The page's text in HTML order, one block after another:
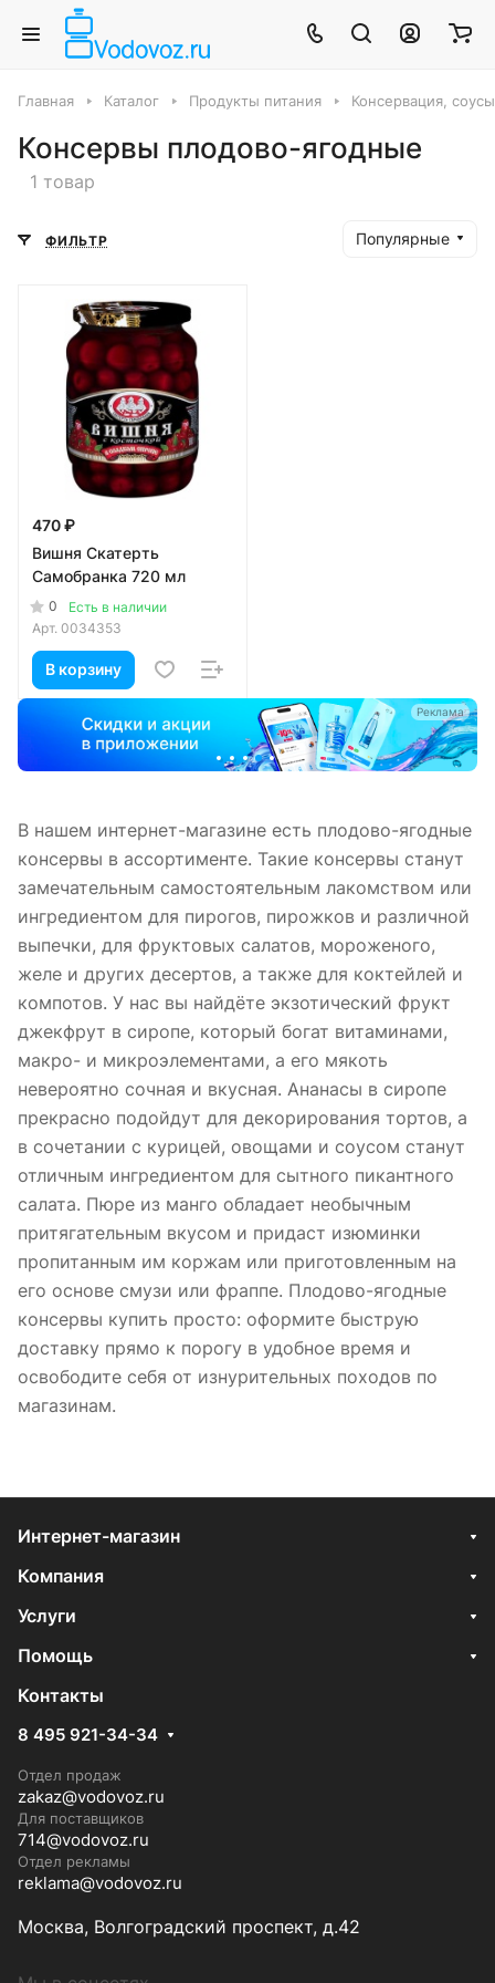
Главная Каталог Продукты питания Консервация,
Консервы плодово-ягодные
1 товар
ФИЛЬТР Популярные
470 ₽
Вишня Скатерть
Самобранка 720 мл
0
Есть в наличии
Арт. 0034353
В корзину
Реклама
В нашем интернет-магазине есть плодово-ягодные
консервы в ассортименте. Такие консервы станут
замечательным самостоятельным лакомством или
ингредиентом для пирогов, пирожков и различной
выпечки, для фруктовых салатов, мороженого,
желе и других десертов, а также для коктейлей и
компотов. У нас вы найдёте экзотический фрукт
джекфрут в сиропе, который богат витаминами,
макро- и микроэлементами, а его мякоть
невероятно сочная и вкусная. Ананасы в сиропе
прекрасно подойдут для декорирования тортов, а
в сочетании с курицей, овощами и соусом станут
отличным ингредиентом для сытного пикантного
салата. Пюре из манго обладает необычным
притягательным вкусом и придаст изюминки
пропитанным им коржам или приготовленным на
его основе смузи или фраппе. Плодово-ягодные
консервы купить просто: оформите быструю
доставку прямо к порогу в удобное время и
освободите себя от изнурительных походов по
магазинам.
Интернет-магазин
Компания
Услуги
Помощь
Контакты
8 495 921-34-34
Отдел продаж
zakaz@vodovoz.ru
Для поставщиков
714@vodovoz.ru
Отдел рекламы
reklama@vodovoz.ru
Москва, Волгоградский проспект, д.42